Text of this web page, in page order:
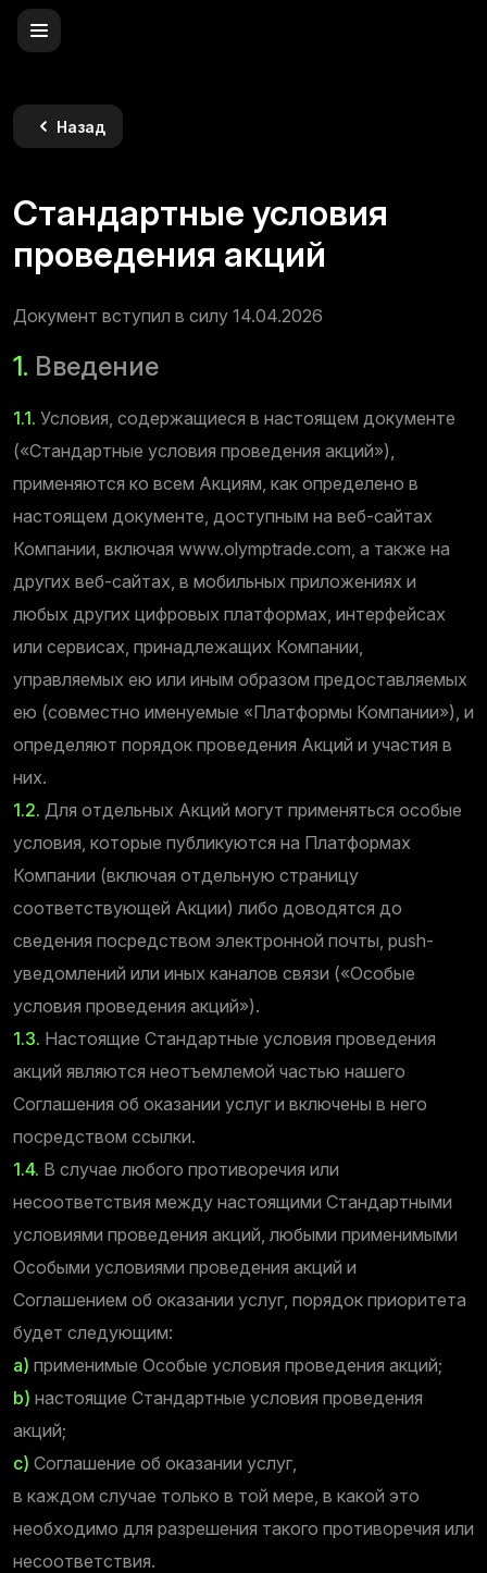
Назад
Стандартные условия
проведения акций
Документ вступил в силу 14.04.2026
1. Введение
1.1. Условия, содержащиеся в настоящем документе
(«Стандартные условия проведения акций»),
применяются ко всем Акциям, как определено в
настоящем документе, доступным на веб-сайтах
Компании, включая www.olymptrade.com, а также на
других веб-сайтах, в мобильных приложениях и
любых других цифровых платформах, интерфейсах
или сервисах, принадлежащих Компании,
управляемых ею или иным образом предоставляемых
ею (совместно именуемые «Платформы Компании»), и
определяют порядок проведения Акций и участия в
них.
1.2. Для отдельных Акций могут применяться особые
условия, которые публикуются на Платформах
Компании (включая отдельную страницу
соответствующей Акции) либо доводятся до
сведения посредством электронной почты, push-
уведомлений или иных каналов связи («Особые
условия проведения акций»).
1.3. Настоящие Стандартные условия проведения
акций являются неотъемлемой частью нашего
Соглашения об оказании услуг и включены в него
посредством ссылки.
1.4. В случае любого противоречия или
несоответствия между настоящими Стандартными
условиями проведения акций, любыми применимыми
Особыми условиями проведения акций и
Соглашением об оказании услуг, порядок приоритета
будет следующим:
а) применимые Особые условия проведения акций;
b) настоящие Стандартные условия проведения
акций;
c) Соглашение об оказании услуг,
в каждом случае только в той мере, в какой это
необходимо для разрешения такого противоречия или
несоответствия.